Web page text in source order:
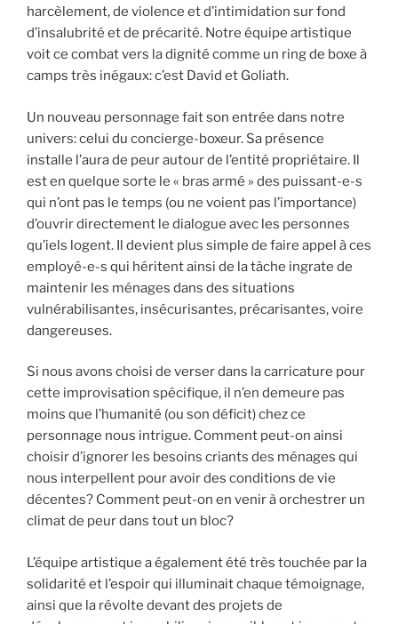
harcèlement, de violence et d’intimidation sur fond
d’insalubrité et de précarité. Notre équipe artistique
voit ce combat vers la dignité comme un ring de boxe à
camps très inégaux: c’est David et Goliath.
Un nouveau personnage fait son entrée dans notre
univers: celui du concierge-boxeur. Sa présence
installe l’aura de peur autour de l’entité propriétaire. Il
est en quelque sorte le « bras armé » des puissant-e-s
qui n’ont pas le temps (ou ne voient pas l’importance)
d’ouvrir directement le dialogue avec les personnes
qu’iels logent. Il devient plus simple de faire appel à ces
employé-e-s qui héritent ainsi de la tâche ingrate de
maintenir les ménages dans des situations
vulnérabilisantes, insécurisantes, précarisantes, voire
dangereuses.
Si nous avons choisi de verser dans la carricature pour
cette improvisation spécifique, il n’en demeure pas
moins que l’humanité (ou son déficit) chez ce
personnage nous intrigue. Comment peut-on ainsi
choisir d’ignorer les besoins criants des ménages qui
nous interpellent pour avoir des conditions de vie
décentes? Comment peut-on en venir à orchestrer un
climat de peur dans tout un bloc?
L’équipe artistique a également été très touchée par la
solidarité et l’espoir qui illuminait chaque témoignage,
ainsi que la révolte devant des projets de